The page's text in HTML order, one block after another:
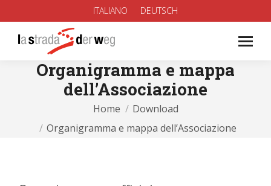
ITALIANO DEUTSCH
Organigramma e mappa
dell’Associazione
You are here:Home
Download
Organigramma e mappa dell’Associazione